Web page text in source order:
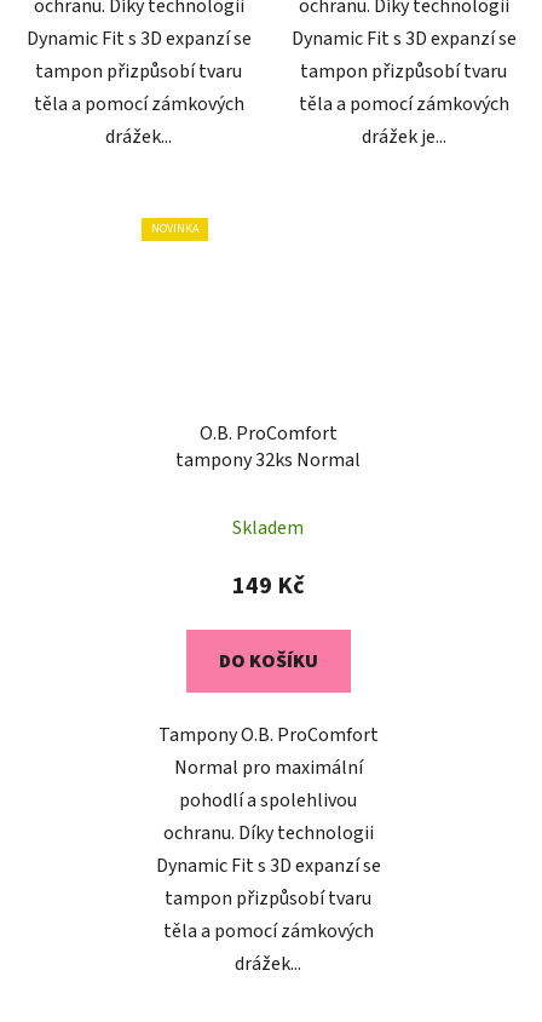
ochranu. Díky technologii
Dynamic Fit s 3D expanzí se
tampon přizpůsobí tvaru
těla a pomocí zámkových
drážek...
ochranu. Díky technologii
Dynamic Fit s 3D expanzí se
tampon přizpůsobí tvaru
těla a pomocí zámkových
drážek je...
NOVINKA
O.B. ProComfort
tampony 32ks Normal
Skladem
149 Kč
DO KOŠÍKU
Tampony O.B. ProComfort
Normal pro maximální
pohodlí a spolehlivou
ochranu. Díky technologii
Dynamic Fit s 3D expanzí se
tampon přizpůsobí tvaru
těla a pomocí zámkových
drážek...